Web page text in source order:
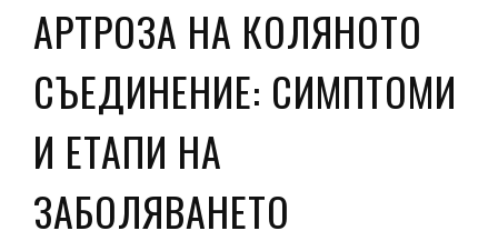
АРТРОЗА НА КОЛЯНОТО
СЪЕДИНЕНИЕ: СИМПТОМИ
И ЕТАПИ НА
ЗАБОЛЯВАНЕТО